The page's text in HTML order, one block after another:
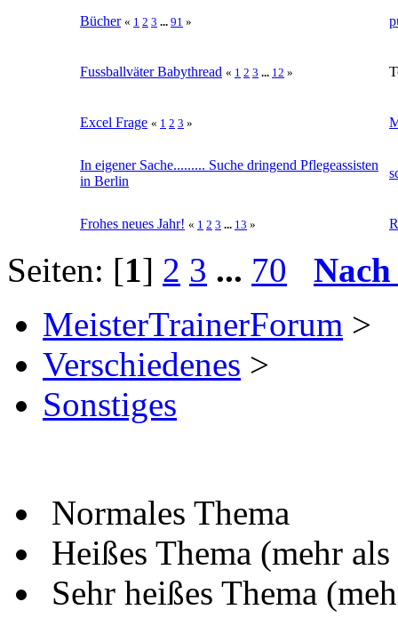
Bücher « 1 2 3 ... 91 »
Fussballväter Babythread « 1 2 3 ... 12 »
Excel Frage « 1 2 3 »
In eigener Sache......... Suche dringend Pflegeassisten
in Berlin
Frohes neues Jahr! « 1 2 3 ... 13 »
Seiten: [1] 2 3 ... 70
MeisterTrainerForum >
Verschiedenes >
Sonstiges
Normales Thema
Heißes Thema (mehr
Sehr heißes Thema